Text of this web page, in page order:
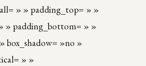
» » padding_top= » »
» padding_bottom= » »
box_shadow= »no »
» »